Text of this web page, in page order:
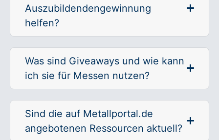
Auszubildendengewinnung
helfen?
Was sind Giveaways und wie kann
ich sie für Messen nutzen?
Sind die auf Metallportal.de
angebotenen Ressourcen aktuell?